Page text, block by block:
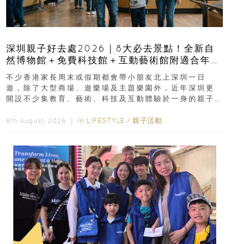
深圳親子好去處2026｜8大必去景點！全新自
然博物館＋免費科技館＋互動藝術館附適合年
齡、交通、門票、開放時間
不少香港家長周末或假期都會帶小朋友北上深圳一日
遊，除了大型商場、遊樂場及主題樂園外，近年深圳更
開設不少集教育、藝術、科技及互動體驗於一身的親子
6th August, 2026 ｜ In LIFESTYLE / 親子活動